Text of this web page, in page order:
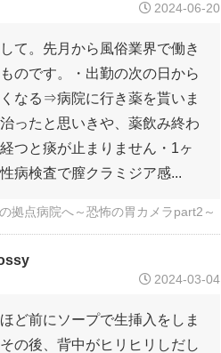
2024-06-20
て。先月から風俗業界で働き
のです。・出勤の次の日から
なる⇒病院に行き薬を貰いま
ったと思いきや、薬飲み終わ
つと痰が止まりません・1ヶ
病検査で膣クラミジア感...
拠点病院へ～恐怖の胃カメラpart2～
2024-03-04
ど前にソープで生挿入をしま
の後、背中がヒリヒリしだし